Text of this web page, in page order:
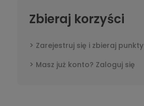
Zbieraj korzyści
Zarejestruj się i zbieraj punkty
Masz już konto? Zaloguj się